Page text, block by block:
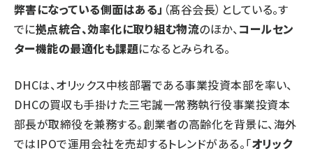
弊害になっている側面はある」 （髙谷会長）としている。す
でに拠点統合、効率化に取り組む物流のほか、コールセン
ター機能の最適化も課題になるとみられる。
DHCは、オリックス中核部署である事業投資本部を率い、
DHCの買収も手掛けた三宅誠一常務執行役事業投資本
部長が取締役を兼務する。創業者の高齢化を背景に、海外
ではIPOで運用会社を売却するトレンドがある。「オリック